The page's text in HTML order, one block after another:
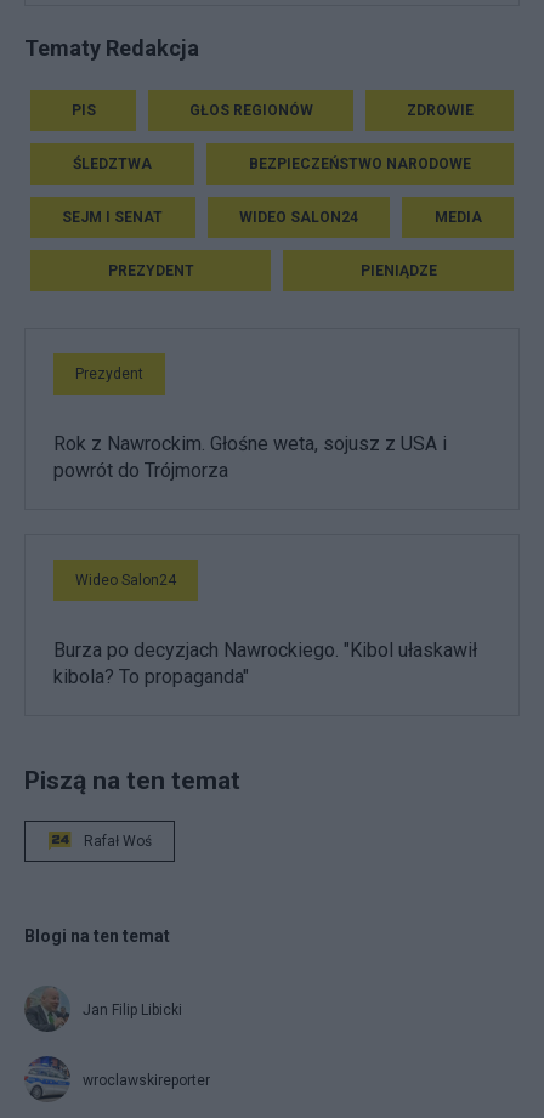
Tematy Redakcja
PIS GŁOS REGIONÓW ZDROWIE
ŚLEDZTWA BEZPIECZEŃSTWO NARODOWE
SEJM I SENAT WIDEO SALON24 MEDIA
PREZYDENT PIENIĄDZE
Prezydent
Rok z Nawrockim. Głośne weta, sojusz z USA i
powrót do Trójmorza
Wideo Salon24
Burza po decyzjach Nawrockiego. "Kibol ułaskawił
kibola? To propaganda"
Piszą na ten temat
Rafał Woś
Blogi na ten temat
Jan Filip Libicki
wroclawskireporter